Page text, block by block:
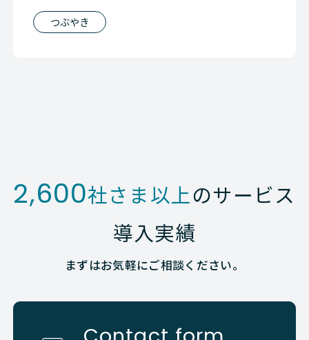
ひとつで その場の共通感覚ってできて
つぶやき
2,600社さま以上のサービス
導入実績
まずはお気軽にご相談ください。